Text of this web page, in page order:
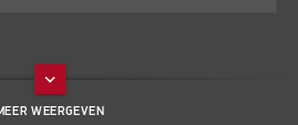
keyboard_arrow_down